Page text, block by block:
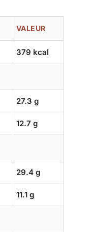
VALEUR
379 kcal
27.3 g
12.7 g
29.4 g
11.1 g